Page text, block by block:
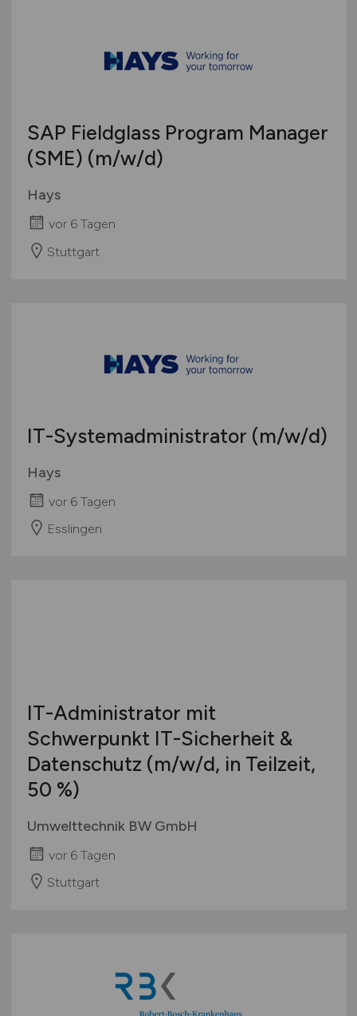
SAP Fieldglass Program Manager
(SME) (m/w/d)
Hays
vor 6 Tagen
Stuttgart
IT-Systemadministrator (m/w/d)
Hays
vor 6 Tagen
Esslingen
IT-Administrator mit
Schwerpunkt IT-Sicherheit &
Datenschutz (m/w/d, in Teilzeit,
50 %)
Umwelttechnik BW GmbH
vor 6 Tagen
Stuttgart